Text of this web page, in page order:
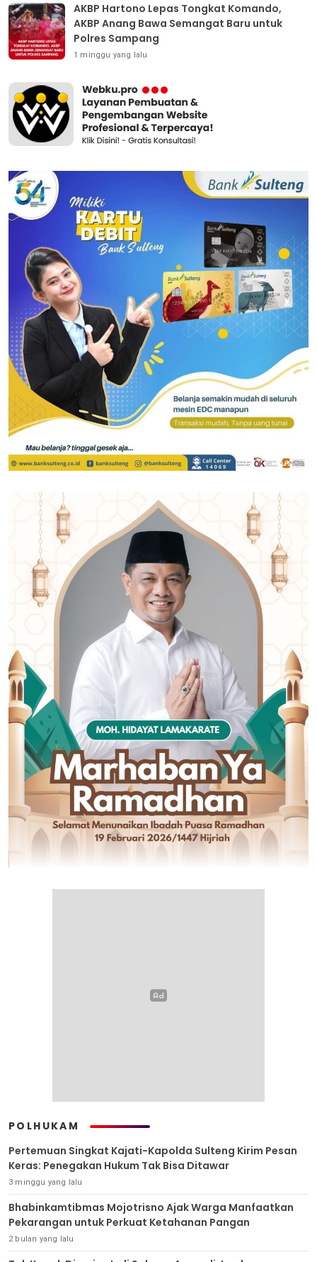
AKBP Hartono Lepas Tongkat Komando,
AKBP Anang Bawa Semangat Baru untuk
Polres Sampang
1 minggu yang lalu
POLHUKAM
Pertemuan Singkat Kajati-Kapolda Sulteng Kirim Pesan
Keras: Penegakan Hukum Tak Bisa Ditawar
3 minggu yang lalu
Bhabinkamtibmas Mojotrisno Ajak Warga Manfaatkan
Pekarangan untuk Perkuat Ketahanan Pangan
2 bulan yang lalu